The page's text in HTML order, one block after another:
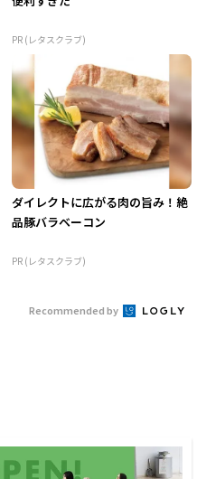
PR (レタスクラブ)
ダイレクトに広がる肉の旨み！絶
品豚バラベーコン
PR (レタスクラブ)
Recommended by